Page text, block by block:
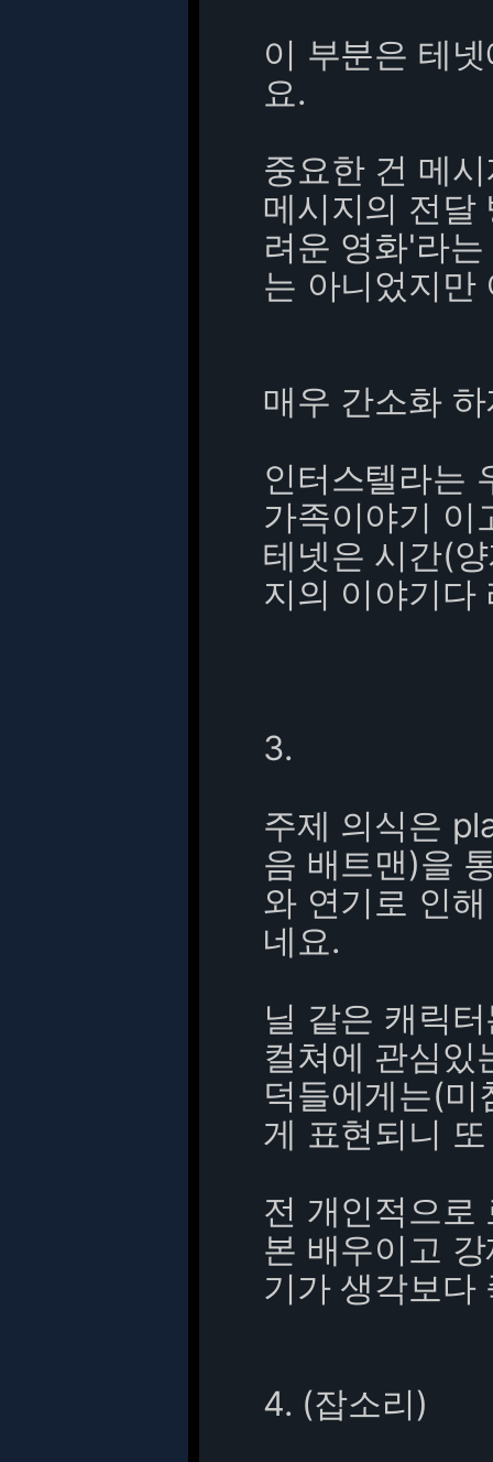
이 부분은 테
요.
중요한 건 메
메시지의 전달
려운 영화'라
는 아니었지만
매우 간소화
인터스텔라는
가족이야기 이
테넷은 시간(
지의 이야기다
3.
주제 의식은
음 배트맨)을
와 연기로 인
네요.
닐 같은 캐릭
컬쳐에 관심있
덕들에게는(
게 표현되니
전 개인적으로
본 배우이고
기가 생각보다
4. (잡소리)